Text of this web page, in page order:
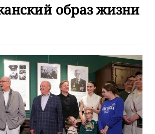
образ жизни